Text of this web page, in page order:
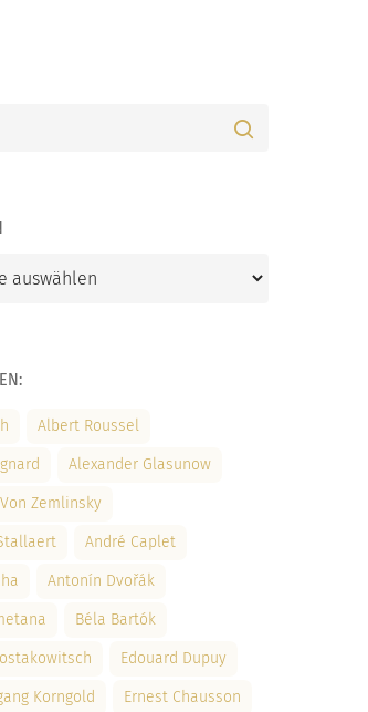
Albert Roussel
Alexander Glasunow
Zemlinsky
André Caplet
Antonín Dvořák
Béla Bartók
Edouard Dupuy
Korngold Ernest Chausson